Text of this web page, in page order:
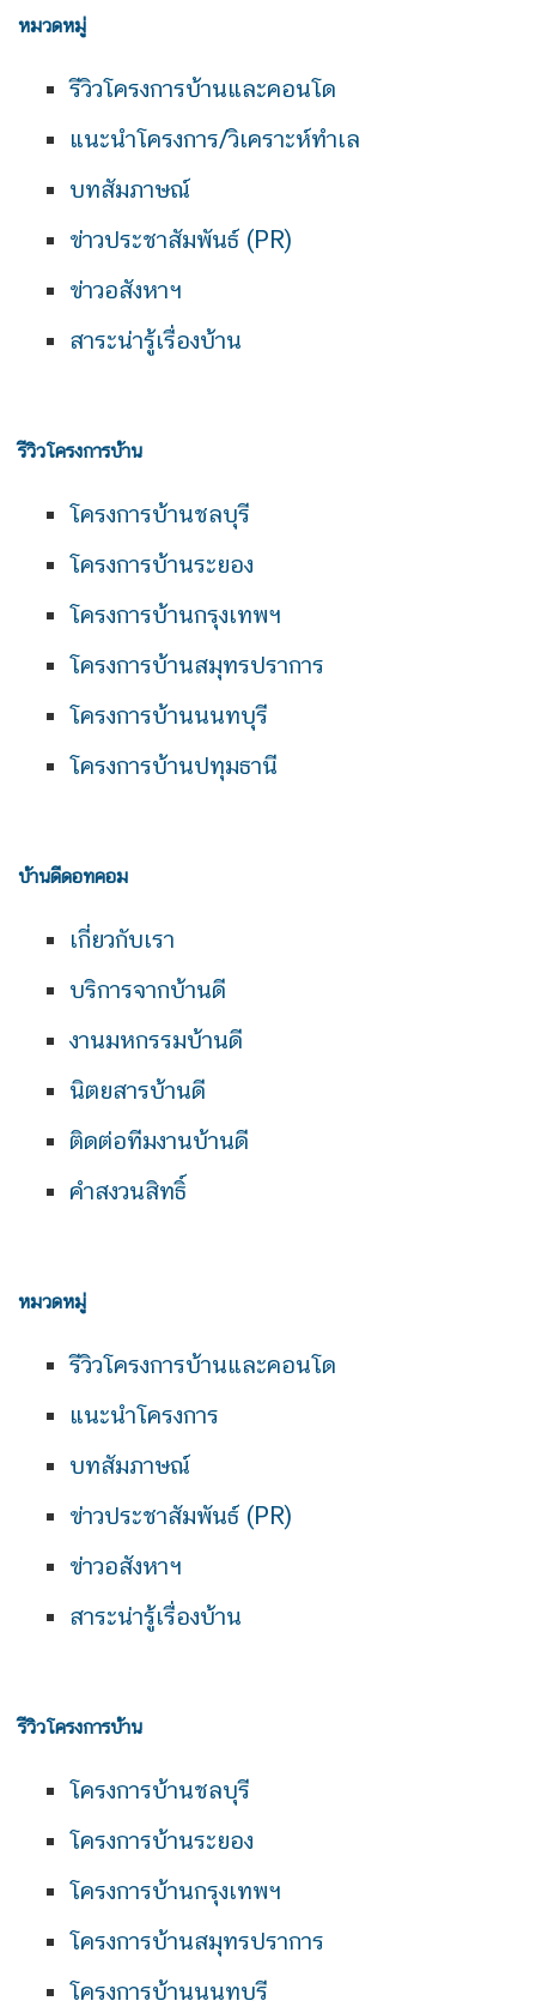
หมวดหมู่
รีวิวโครงการบ้านและคอนโด
แนะนำโครงการ/วิเคราะห์ทำเล
บทสัมภาษณ์
ข่าวประชาสัมพันธ์ (PR)
ข่าวอสังหาฯ
สาระน่ารู้เรื่องบ้าน
รีวิวโครงการบ้าน
โครงการบ้านชลบุรี
โครงการบ้านระยอง
โครงการบ้านกรุงเทพฯ
โครงการบ้านสมุทรปราการ
โครงการบ้านนนทบุรี
โครงการบ้านปทุมธานี
บ้านดีดอทคอม
เกี่ยวกับเรา
บริการจากบ้านดี
งานมหกรรมบ้านดี
นิตยสารบ้านดี
ติดต่อทีมงานบ้านดี
คำสงวนสิทธิ์
หมวดหมู่
รีวิวโครงการบ้านและคอนโด
แนะนำโครงการ
บทสัมภาษณ์
ข่าวประชาสัมพันธ์ (PR)
ข่าวอสังหาฯ
สาระน่ารู้เรื่องบ้าน
รีวิวโครงการบ้าน
โครงการบ้านชลบุรี
โครงการบ้านระยอง
โครงการบ้านกรุงเทพฯ
โครงการบ้านสมุทรปราการ
โครงการบ้านนนทบุรี